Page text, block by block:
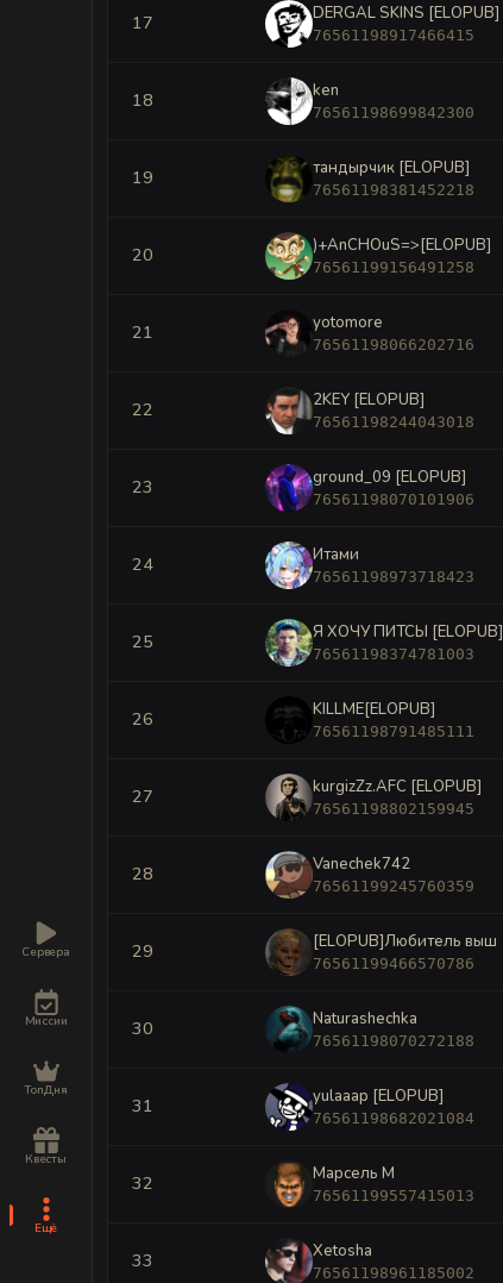
Сервера
Миссии
ТопДня
Квесты
Ещё
17 DERGAL SKINS [ELOPUB]
76561198917466415
18 ken
76561198699842300
19 тандырчик [ELOPUB]
76561198381452218
20 )+AnCHOuS=>[ELOPUB]
76561199156491258
21 yotomore
76561198066202716
22 2KEY [ELOPUB]
76561198244043018
23 ground_09 [ELOPUB]
76561198070101906
24 Итами
76561198973718423
25 Я ХОЧУ ПИТСЫ [ELOPUB]
76561198374781003
26 KILLME[ELOPUB]
76561198791485111
27 kurgizZz.AFC [ELOPUB]
76561198802159945
28 Vanechek742
76561199245760359
29 [ELOPUB]Любитель выш
76561199466570786
30 Naturashechka
76561198070272188
31 yulaaap [ELOPUB]
76561198682021084
32 Марсель M
76561199557415013
33 Xetosha
76561198961185002